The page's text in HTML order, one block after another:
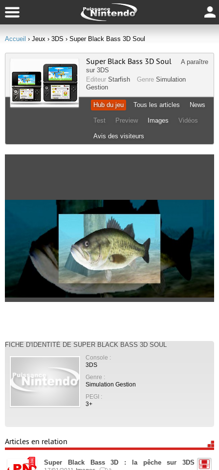
Accueil › Jeux › 3DS › Super Black Bass 3D Soul
Super Black Bass 3D Soul
A paraître
sur 3DS
Editeur Starfish Genre Simulation
Gestion
Hub du jeu Tous les articles News
Test Preview Images Vidéos
Avis des visiteurs
FICHE D'IDENTITÉ DE SUPER BLACK BASS 3D SOUL
Console :
3DS
Genre :
Simulation Gestion
PEGI :
3+
Articles en relation
Super Black Bass 3D : la pêche sur 3DS